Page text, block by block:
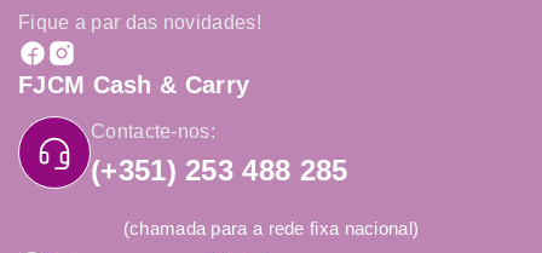
Fique a par das novidades!
FJCM Cash & Carry
Contacte-nos:
(+351) 253 488 285
(chamada para a rede fixa nacional)